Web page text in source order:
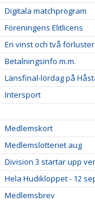
Digitala matchprogram
Föreningens Elitlicens
En vinst och två
Betalningsinfo m.m.
Länsfinal-lördag på
Intersport
Medlemskort
Medlemslotteriet aug
Division 3 startar upp
Hela Hudikloppet - 12
Medlemsbrev